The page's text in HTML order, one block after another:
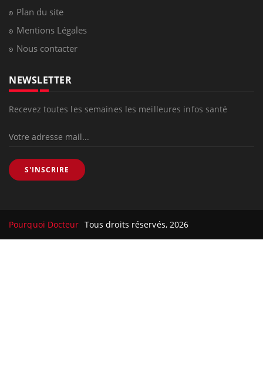
Plan du site
Mentions Légales
Nous contacter
NEWSLETTER
Recevez toutes les semaines les meilleures infos santé
S'INSCRIRE
Pourquoi Docteur Tous droits réservés, 2026